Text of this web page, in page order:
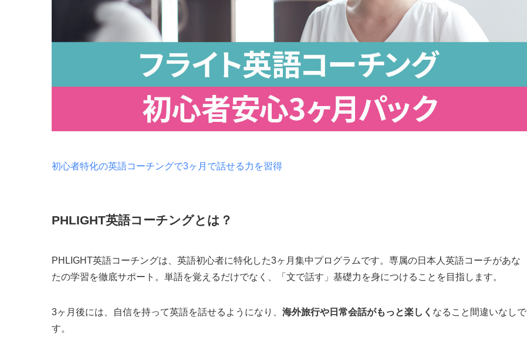
初心者特化の英語コーチングで3ヶ月で話せる力を習得
PHLIGHT英語コーチングとは？
PHLIGHT英語コーチングは、英語初心者に特化した3ヶ月集中プログラムです。専属の日本人英語コーチがあな
たの学習を徹底サポート。単語を覚えるだけでなく、「文で話す」基礎力を身につけることを目指します。
3ヶ月後には、自信を持って英語を話せるようになり、 海外旅行や日常会話がもっと楽しく なること間違いなしで
す。